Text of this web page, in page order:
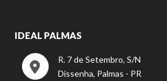
IDEAL PALMAS
R. 7 de Setembro, S/N
Dissenha, Palmas - PR